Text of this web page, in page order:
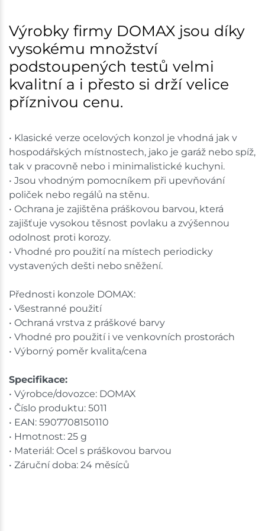
Nové Město
Skladem na prodejně - doručení do 7 dnů
14 ks
Skladové množství na prodejnách je pouze orientační.
Ceny na prodejnách se mohou lišit od cen na e-
shopu.
Výrobky firmy DOMAX jsou díky
vysokému množství
podstoupených testů velmi
kvalitní a i přesto si drží velice
příznivou cenu.
• Klasické verze ocelových konzol je vhodná jak v
hospodářských místnostech, jako je garáž nebo spíž,
tak v pracovně nebo i minimalistické kuchyni.
• Jsou vhodným pomocníkem při upevňování
poliček nebo regálů na stěnu.
• Ochrana je zajištěna práškovou barvou, která
zajišťuje vysokou těsnost povlaku a zvýšennou
odolnost proti korozy.
• Vhodné pro použití na místech periodicky
vystavených dešti nebo sněžení.
Přednosti konzole DOMAX:
• Všestranné použití
• Ochraná vrstva z práškové barvy
• Vhodné pro použití i ve venkovních prostorách
• Výborný poměr kvalita/cena
Specifikace:
• Výrobce/dovozce: DOMAX
• Číslo produktu: 5011
• EAN: 5907708150110
• Hmotnost: 25 g
• Materiál: Ocel s práškovou barvou
• Záruční doba: 24 měsíců